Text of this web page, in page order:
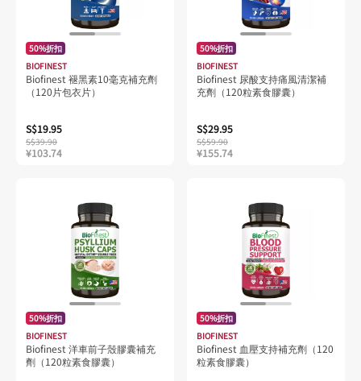
50%折扣
BIOFINEST
Biofinest 褪黑素10毫克補充劑
（120片包衣片）
S$19.95
S$39.90
¥103.74
50%折扣
BIOFINEST
Biofinest 尿酸支持痛風清潔補
充劑（120粒素食膠囊）
S$29.95
S$59.90
¥155.74
50%折扣
BIOFINEST
Biofinest 洋車前子殼膠囊補充
劑（120粒素食膠囊）
50%折扣
BIOFINEST
Biofinest 血壓支持補充劑（120
粒素食膠囊）